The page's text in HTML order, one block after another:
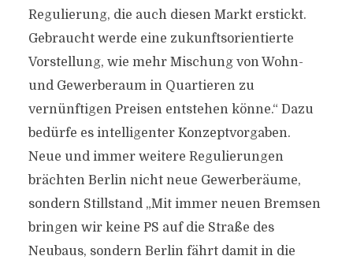
Regulierung, die auch diesen Markt erstickt.
Gebraucht werde eine zukunftsorientierte
Vorstellung, wie mehr Mischung von Wohn-
und Gewerberaum in Quartieren zu
vernünftigen Preisen entstehen könne.“ Dazu
bedürfe es intelligenter Konzeptvorgaben.
Neue und immer weitere Regulierungen
brächten Berlin nicht neue Gewerberäume,
sondern Stillstand „Mit immer neuen Bremsen
bringen wir keine PS auf die Straße des
Neubaus, sondern Berlin fährt damit in die